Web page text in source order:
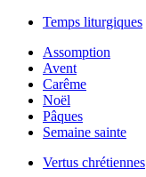
Temps liturgiques
Assomption
Avent
Carême
Noël
Pâques
Semaine sainte
Vertus chrétiennes